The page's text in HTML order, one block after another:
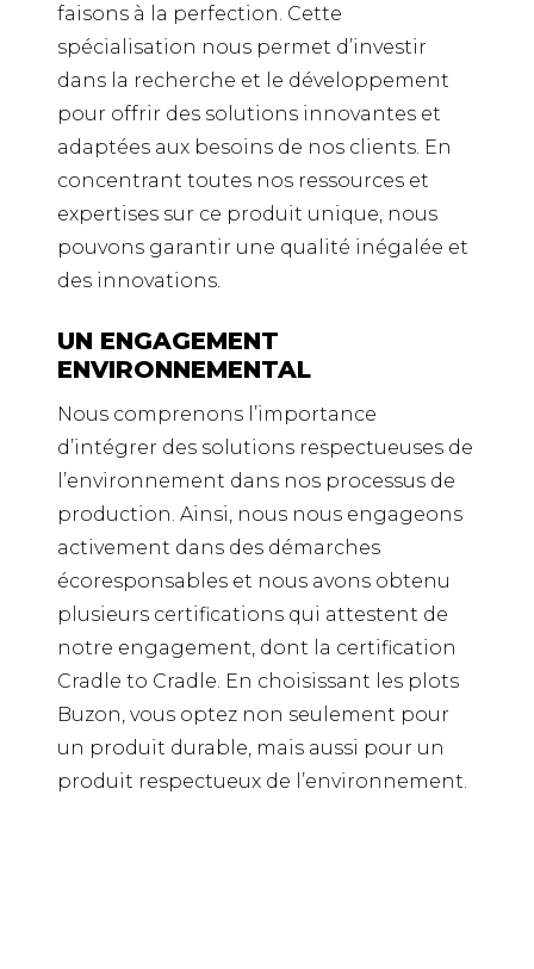
faisons à la perfection. Cette
spécialisation nous permet d’investir
dans la recherche et le développement
pour offrir des solutions innovantes et
adaptées aux besoins de nos clients. En
concentrant toutes nos ressources et
expertises sur ce produit unique, nous
pouvons garantir une qualité inégalée et
des innovations.
UN ENGAGEMENT
ENVIRONNEMENTAL
Nous comprenons l’importance
d’intégrer des solutions respectueuses de
l’environnement dans nos processus de
production. Ainsi, nous nous engageons
activement dans des démarches
écoresponsables et nous avons obtenu
plusieurs certifications qui attestent de
notre engagement, dont la certification
Cradle to Cradle. En choisissant les plots
Buzon, vous optez non seulement pour
un produit durable, mais aussi pour un
produit respectueux de l’environnement.